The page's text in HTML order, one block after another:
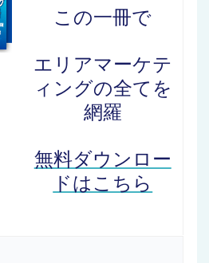
この一冊で
エリアマーケテ
ィングの全てを
網羅
無料ダウンロー
ドはこちら